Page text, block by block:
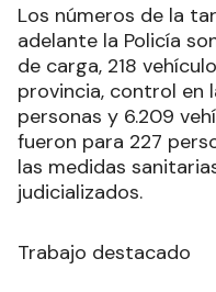
Los números de la
adelante la Policía
de carga, 218
provincia, control en
personas y 6.209
fueron para 227
las medidas
judicializados.
Trabajo destacado